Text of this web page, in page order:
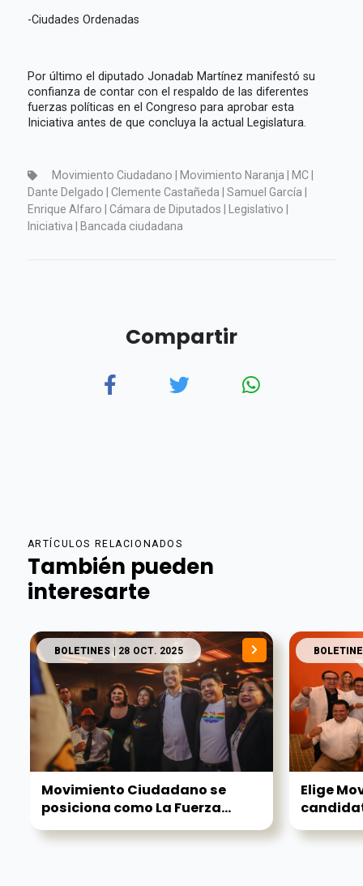
-Ciudades Ordenadas
Por último el diputado Jonadab Martínez manifestó su
confianza de contar con el respaldo de las diferentes
fuerzas políticas en el Congreso para aprobar esta
Iniciativa antes de que concluya la actual Legislatura.
Movimiento Ciudadano | Movimiento Naranja | MC |
Dante Delgado | Clemente Castañeda | Samuel García |
Enrique Alfaro | Cámara de Diputados | Legislativo |
Iniciativa | Bancada ciudadana
Compartir
ARTÍCULOS RELACIONADOS
También pueden
interesarte
BOLETINES | 28 OCT. 2025
Movimiento Ciudadano se
posiciona como La Fuerza...
Elige